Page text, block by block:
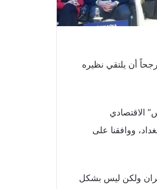
أن يلتقي نظيره
الاقتصادي
ووافقنا على
ولكن ليس بشكل